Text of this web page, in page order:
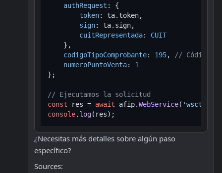
authRequest : {
token: ta.token,
sign: ta. sign,
cuitRepresentada: CUIT
    },
codigoTipoComprobante: 195,
// Código
numeroPuntoVenta: 1
};
// Ejecutamos la solicitud
const res = await afip.WebService( 'wsct'
console. log
¿Necesitas más detalles sobre algún paso
específico?
Sources: